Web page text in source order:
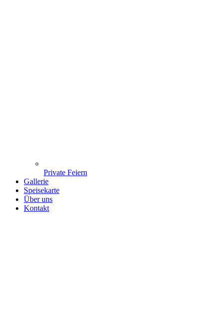
Private Feiern
Gallerie
Speisekarte
Über uns
Kontakt